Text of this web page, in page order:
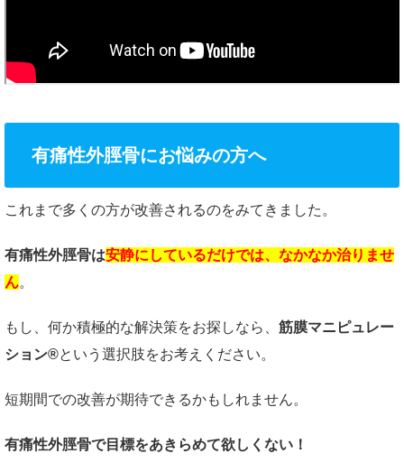
有痛性外脛骨にお悩みの方へ
これまで多くの方が改善されるのをみてきました。
有痛性外脛骨は安静にしているだけでは、なかなか治りませ
ん。
もし、何か積極的な解決策をお探しなら、 筋膜マニピュレー
ション®という選択肢をお考えください。
短期間での改善が期待できるかもしれません。
有痛性外脛骨で目標をあきらめて欲しくない！